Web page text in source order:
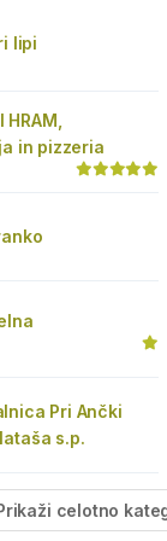
lipi
HRAM,
in pizzeria
Pri Ančki
s.p.
celotno